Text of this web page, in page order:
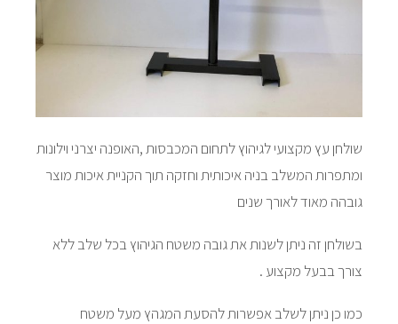
שולחן עץ מקצועי לגיהוץ לתחום המכבסות ,האופנה יצרני וילונות
ומתפרות המשלב בניה איכותית וחזקה תוך הקניית איכות מוצר
גובהה מאוד לאורך שנים
בשולחן זה ניתן לשנות את גובה משטח הגיהוץ בכל שלב ללא
צורך בבעל מקצוע .
כמו כן ניתן לשלב אפשרות להסעת המגהץ מעל משטח